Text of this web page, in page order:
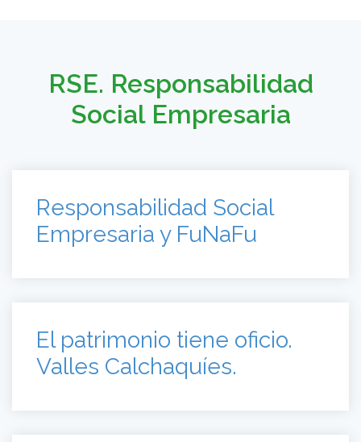
RSE. Responsabilidad
Social Empresaria
Responsabilidad Social
Empresaria y FuNaFu
El patrimonio tiene oficio.
Valles Calchaquíes.